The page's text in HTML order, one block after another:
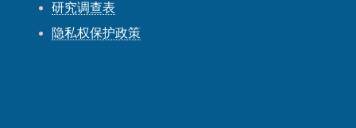
研究调查表
隐私权保护政策